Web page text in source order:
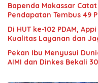
Bapenda Makassar
Pendapatan Tembus 49
Di HUT ke-102 PDAM,
Kualitas Layanan dan
Pekan Ibu Menyusui
AIMI dan Dinkes Bekali